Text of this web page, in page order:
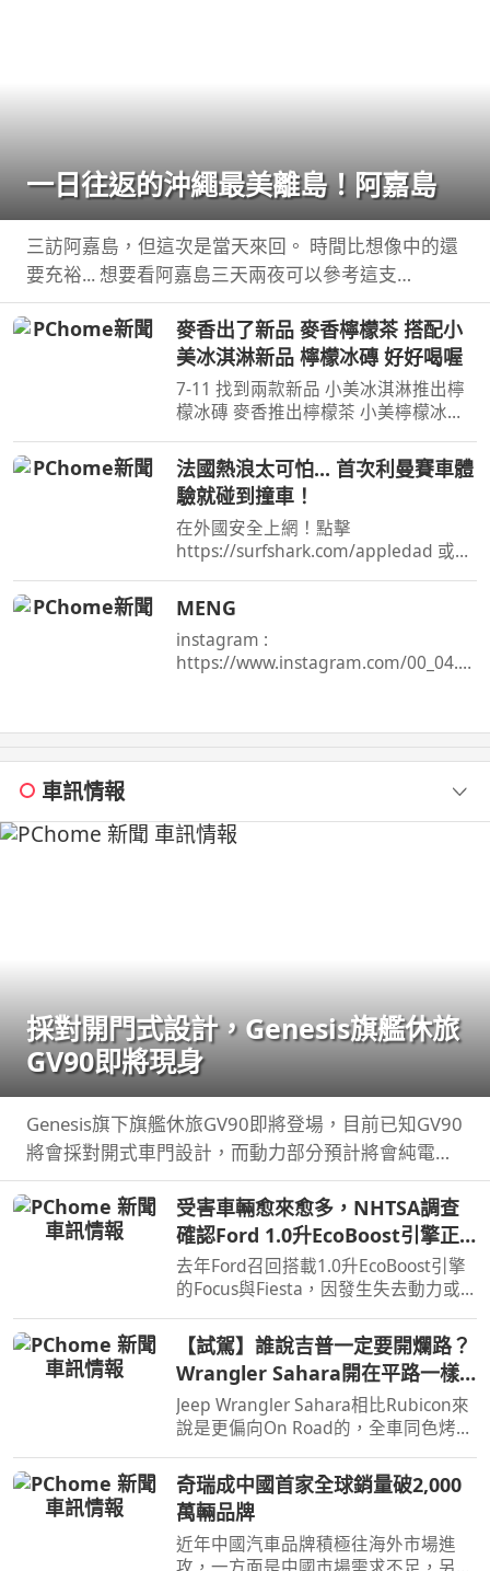
一日往返的沖繩最美離島！阿嘉島
三訪阿嘉島，但這次是當天來回。 時間比想像中的還
要充裕... 想要看阿嘉島三天兩夜可以參考這支
https://youtu.be/ ...
麥香出了新品 麥香檸檬茶 搭配小
美冰淇淋新品 檸檬冰磚 好好喝喔
7-11 找到兩款新品 小美冰淇淋推出檸
檬冰磚 麥香推出檸檬茶 小美檸檬冰磚
香味 但喝起來不酸 ...
法國熱浪太可怕... 首次利曼賽車體
驗就碰到撞車！
在外國安全上網！點擊
https://surfshark.com/appledad 或用
Surfshark 服務！
MENG
instagram :
https://www.instagram.com/00_04.1
車訊情報
採對開門式設計，Genesis旗艦休旅
GV90即將現身
Genesis旗下旗艦休旅GV90即將登場，目前已知GV90
將會採對開式車門設計，而動力部分預計將會純電系
統。
受害車輛愈來愈多，NHTSA調查
確認Ford 1.0升EcoBoost引擎正
時皮帶會產生碎屑導致引擎鎖死
去年Ford召回搭載1.0升EcoBoost引擎
的Focus與Fiesta，因發生失去動力或
引擎鎖死情況，對此NHTSA也進入調
查，之後甚至還擴大範圍和技術工程分
析，如今則確認原因了。
【試駕】誰說吉普一定要開爛路？
Wrangler Sahara開在平路一樣
順！
Jeep Wrangler Sahara相比Rubicon來
說是更偏向On Road的，全車同色烤
不表示Sahara的越野能力就比較弱，
絕大多數的越野路面Sahara還是可以
輕鬆通過，但就跟標題講的一樣…
奇瑞成中國首家全球銷量破2,000
萬輛品牌
近年中國汽車品牌積極往海外市場進